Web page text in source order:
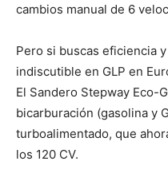
cambios manual de 6
Pero si buscas eficiencia
indiscutible en GLP en
El Sandero Stepway Eco-
bicarburación (gasolina y
turboalimentado, que
los 120 CV.